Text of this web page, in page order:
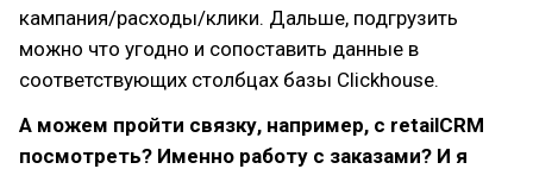
кампания/расходы/клики. Дальше, подгрузить
можно что угодно и сопоставить данные в
соответствующих столбцах базы Clickhouse.
А можем пройти связку, например, с retailCRM
посмотреть? Именно работу с заказами? И я